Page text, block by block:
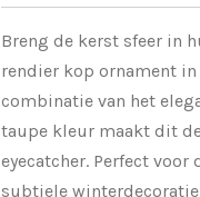
Breng de kerst sfeer in
rendier kop ornament
combinatie van het
taupe kleur maakt dit
eyecatcher. Perfect voor
subtiele